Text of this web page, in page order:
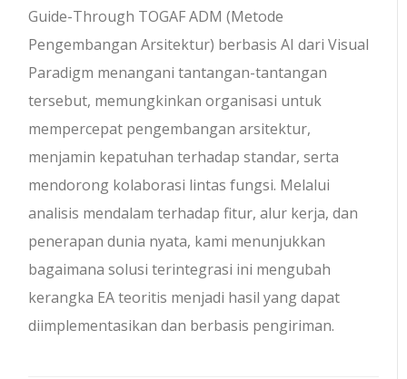
Guide-Through TOGAF ADM (Metode
Pengembangan Arsitektur) berbasis AI dari Visual
Paradigm menangani tantangan-tantangan
tersebut, memungkinkan organisasi untuk
mempercepat pengembangan arsitektur,
menjamin kepatuhan terhadap standar, serta
mendorong kolaborasi lintas fungsi. Melalui
analisis mendalam terhadap fitur, alur kerja, dan
penerapan dunia nyata, kami menunjukkan
bagaimana solusi terintegrasi ini mengubah
kerangka EA teoritis menjadi hasil yang dapat
diimplementasikan dan berbasis pengiriman.